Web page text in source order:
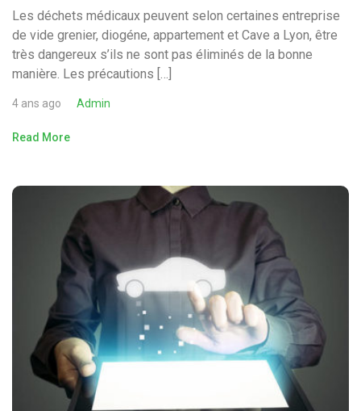
Les déchets médicaux peuvent selon certaines entreprise
de vide grenier, diogéne, appartement et Cave a Lyon, être
très dangereux s’ils ne sont pas éliminés de la bonne
manière. Les précautions […]
4 ans ago Admin
Read More